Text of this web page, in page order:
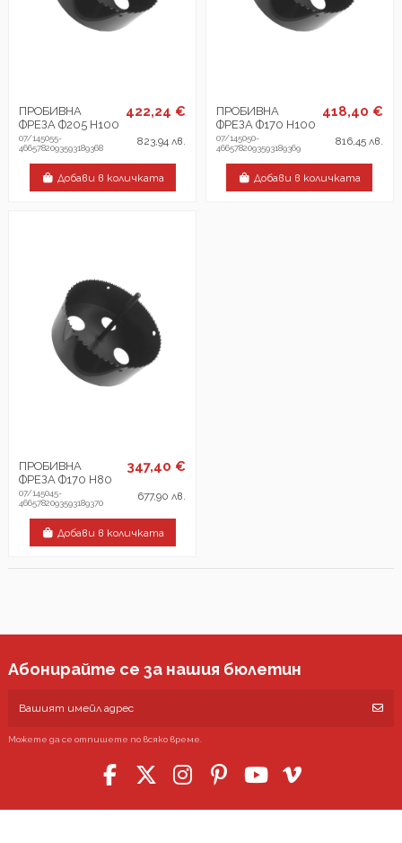
ПРОБИВНА
ФРЕЗА Ф205 H100
07/145055-
4665782093593189368
422,24 €
823,94 лв.
Добави в количката
ПРОБИВНА
ФРЕЗА Ф170 H100
07/145050-
4665782093593189369
418,40 €
816,45 лв.
Добави в количката
ПРОБИВНА
ФРЕЗА Ф170 H80
07/145045-
4665782093593189370
347,40 €
677,90 лв.
Добави в количката
Абонирайте се за нашия бюлетин
Можете да се отпишете по всяко време.